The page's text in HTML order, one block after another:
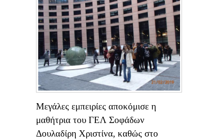
Μεγάλες εμπειρίες αποκόμισε η
μαθήτρια του ΓΕΛ Σοφάδων
Δουλαδίρη Χριστίνα, καθώς στο